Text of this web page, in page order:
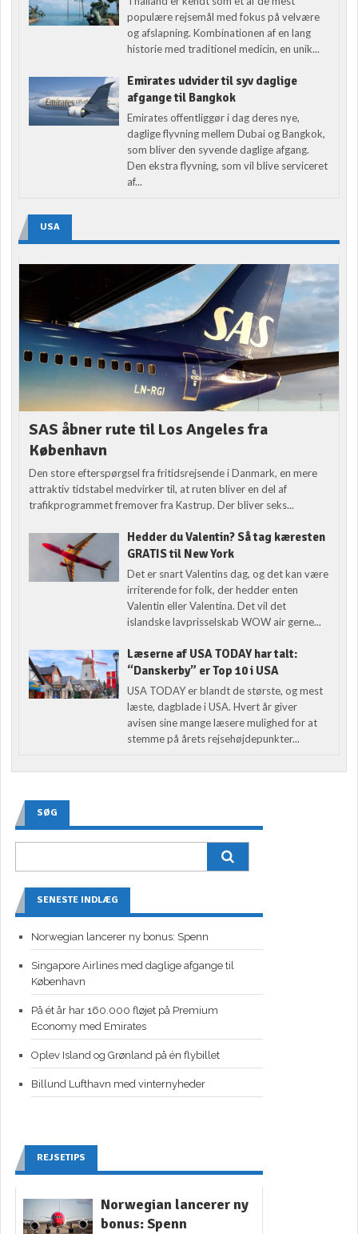
populære rejsemål med fokus på velvære
og afslapning. Kombinationen af en lang
historie med traditionel medicin, en unik...
Emirates udvider til syv daglige
afgange til Bangkok
Emirates offentliggør i dag deres nye,
daglige flyvning mellem Dubai og Bangkok,
som bliver den syvende daglige afgang.
Den ekstra flyvning, som vil blive serviceret
af...
USA
SAS åbner rute til Los Angeles fra
København
Den store efterspørgsel fra fritidsrejsende i Danmark, en mere
attraktiv tidstabel medvirker til, at ruten bliver en del af
trafikprogrammet fremover fra Kastrup. Der bliver seks...
Hedder du Valentin? Så tag kæresten
GRATIS til New York
Det er snart Valentins dag, og det kan være
irriterende for folk, der hedder enten
Valentin eller Valentina. Det vil det
islandske lavprisselskab WOW air gerne...
Læserne af USA TODAY har talt:
“Danskerby” er Top 10 i USA
USA TODAY er blandt de største, og mest
læste, dagblade i USA. Hvert år giver
avisen sine mange læsere mulighed for at
stemme på årets rejsehøjdepunkter...
SØG
SENESTE INDLÆG
Norwegian lancerer ny bonus: Spenn
Singapore Airlines med daglige afgange til
København
På ét år har 160.000 fløjet på Premium
Economy med Emirates
Oplev Island og Grønland på én flybillet
Billund Lufthavn med vinternyheder
REJSETIPS
Norwegian lancerer ny
bonus: Spenn